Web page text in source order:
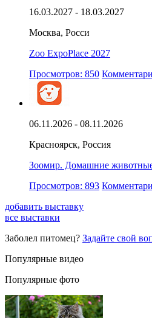
16.03.2027 - 18.03.2027
Москва, Росси
Zoo ExpoPlace 2027
Просмотров: 850
06.11.2026 - 08.11.2026
Красноярск, Россия
Зоомир. Домашние
Просмотров: 893
добавить выставку
все выставки
Заболел питомец? Задайте свой
Популярные видео
Популярные фото